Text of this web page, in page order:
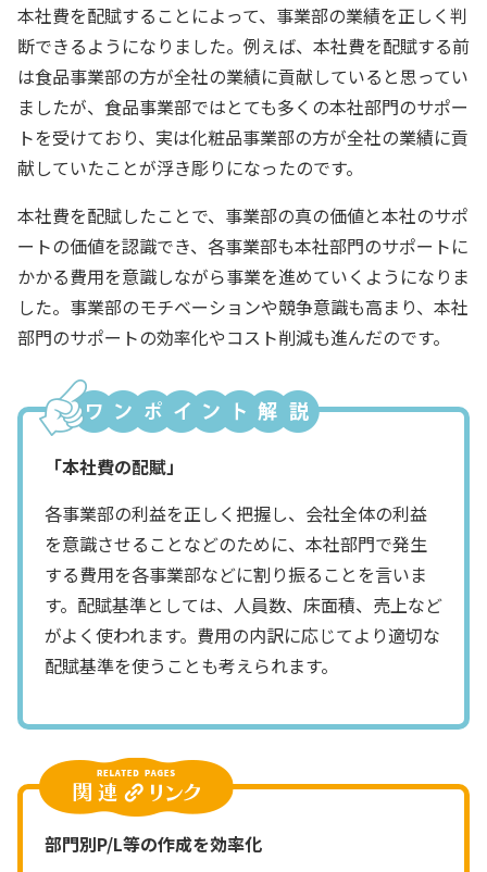
本社費を配賦することによって、事業部の業績を正しく判
断できるようになりました。例えば、本社費を配賦する前
は食品事業部の方が全社の業績に貢献していると思ってい
ましたが、食品事業部ではとても多くの本社部門のサポー
トを受けており、実は化粧品事業部の方が全社の業績に貢
献していたことが浮き彫りになったのです。
本社費を配賦したことで、事業部の真の価値と本社のサポ
ートの価値を認識でき、各事業部も本社部門のサポートに
かかる費用を意識しながら事業を進めていくようになりま
した。事業部のモチベーションや競争意識も高まり、本社
部門のサポートの効率化やコスト削減も進んだのです。
「本社費の配賦」
各事業部の利益を正しく把握し、会社全体の利益
を意識させることなどのために、本社部門で発生
する費用を各事業部などに割り振ることを言いま
す。配賦基準としては、人員数、床面積、売上など
がよく使われます。費用の内訳に応じてより適切な
配賦基準を使うことも考えられます。
部門別P/L等の作成を効率化